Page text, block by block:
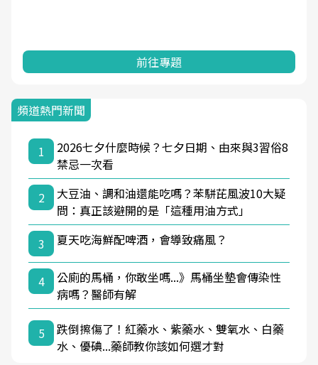
前往專題
頻道熱門新聞
1
2026七夕什麼時候？七夕日期、由來與3習俗8
禁忌一次看
2
大豆油、調和油還能吃嗎？苯駢芘風波10大疑
問：真正該避開的是「這種用油方式」
3
夏天吃海鮮配啤酒，會導致痛風？
4
公廁的馬桶，你敢坐嗎...》馬桶坐墊會傳染性
病嗎？醫師有解
5
跌倒擦傷了！紅藥水、紫藥水、雙氧水、白藥
水、優碘...藥師教你該如何選才對